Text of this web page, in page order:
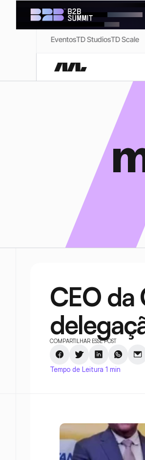
EventosTD StudiosTD Scale
CEO da
COMPARTILHAR ESSE POST
Tempo de Leitura 1 min